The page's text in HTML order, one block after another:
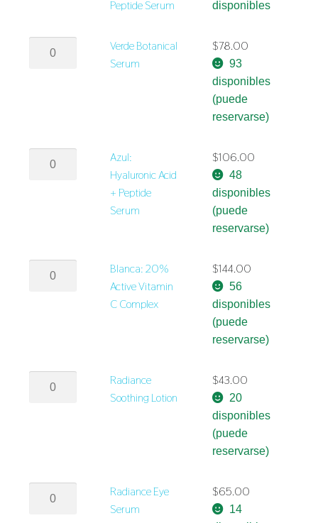
+
Peptide
Peptide Serum
disponibles
Verde
Verde Botanical
Serum
$78.00
93
disponibles
(puede
reservarse)
cantidad
Azul:
Hyaluronic Acid
+ Peptide
Serum
$106.00
48
disponibles
(puede
reservarse)
Blanca:
cantidad
Blanca: 20%
Active Vitamin
C Complex
$144.00
56
disponibles
(puede
reservarse)
Radiance
Radiance
Soothing Lotion
$43.00
20
disponibles
(puede
reservarse)
Radiance
Radiance Eye
Serum
$65.00
14